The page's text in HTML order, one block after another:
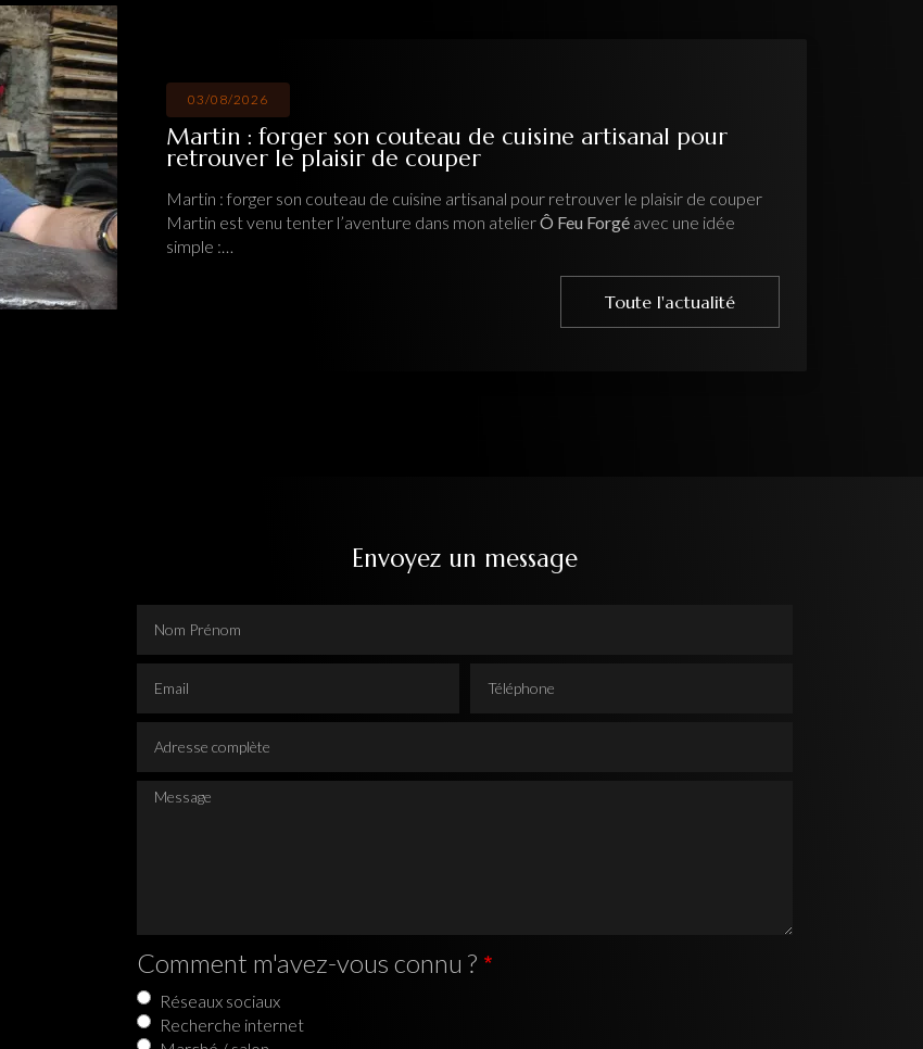
03/08/2026
Martin : forger son couteau de cuisine artisanal pour
retrouver le plaisir de couper
Martin : forger son couteau de cuisine artisanal pour retrouver le plaisir de couper
Martin est venu tenter l’aventure dans mon atelierÔ Feu Forgéavec une idée
simple :…
Envoyez un message
Message
Comment m'avez-vous connu ?
Réseaux sociaux
Recherche internet